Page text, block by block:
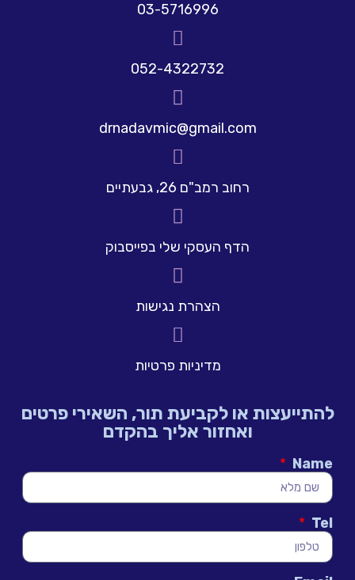
03-5716996
052-4322732
drnadavmic@gmail.com
רחוב רמב"ם 26, גבעתיים
הדף העסקי שלי בפייסבוק
הצהרת נגישות
מדיניות פרטיות
להתייעצות או לקביעת תור, השאירי פרטים
ואחזור אליך בהקדם
Name
Tel